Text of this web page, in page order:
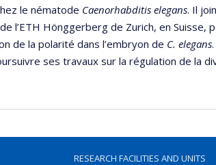
le nématode Caenorhabditis elegans. Il
l’ETH Hönggerberg de Zurich, en Suisse,
de la polarité dans l’embryon de C. elegans
ses travaux sur la régulation de la
RESEARCH FACILITIES AND UNITS